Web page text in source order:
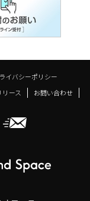
イバシーポリシー
リース お問い合わせ
アーツ
メールニ